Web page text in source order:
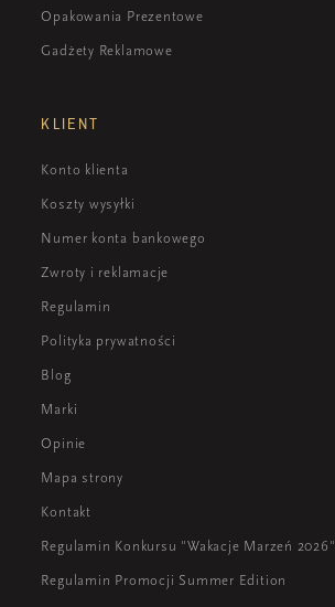
Opakowania Prezentowe
Gadżety Reklamowe
KLIENT
Konto klienta
Koszty wysyłki
Numer konta bankowego
Zwroty i reklamacje
Regulamin
Polityka prywatności
Blog
Marki
Opinie
Mapa strony
Kontakt
Regulamin Konkursu "Wakacje Marzeń 2026"
Regulamin Promocji Summer Edition